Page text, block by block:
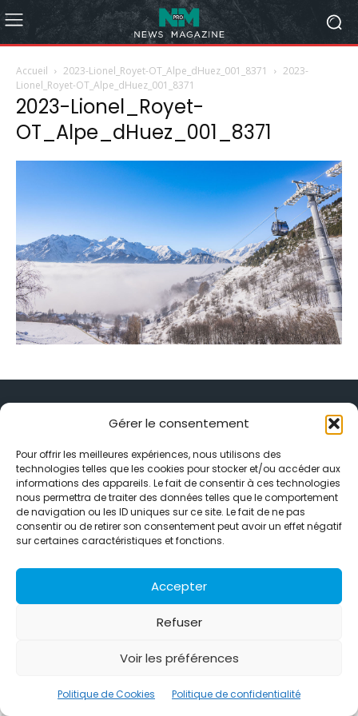
Gérer le consentement
Pour offrir les meilleures expériences, nous utilisons des
technologies telles que les cookies pour stocker et/ou accéder aux
informations des appareils. Le fait de consentir à ces technologies
nous permettra de traiter des données telles que le comportement
de navigation ou les ID uniques sur ce site. Le fait de ne pas
consentir ou de retirer son consentement peut avoir un effet négatif
sur certaines caractéristiques et fonctions.
Accepter
Refuser
Voir les préférences
Politique de Cookies Politique de confidentialité
Accueil 2023-Lionel_Royet-OT_Alpe_dHuez_001_8371
2023-
Lionel_Royet-OT_Alpe_dHuez_001_8371
2023-Lionel_Royet-
OT_Alpe_dHuez_001_8371
Alternative Média est une agence de relations presse et de
relations publiques basée à Grenoble. Depuis 1995, elle conçoit et
pilote des stratégies de visibilité en France et à l’international
grâce à un réseau d’agences partenaires.
Contactez-nous : info@alternativemedia.fr
International
Références